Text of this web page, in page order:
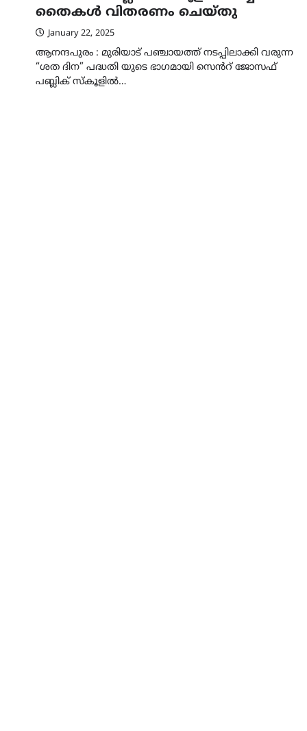
തൈകൾ വിതരണം ചെയ്തു
January 22, 2025
ആനന്ദപുരം : മുരിയാട് പഞ്ചായത്ത് നടപ്പിലാക്കി വരുന്ന
“ശത ദിന” പദ്ധതി യുടെ ഭാഗമായി സെൻറ് ജോസഫ്
പബ്ലിക് സ്‌കൂളിൽ…